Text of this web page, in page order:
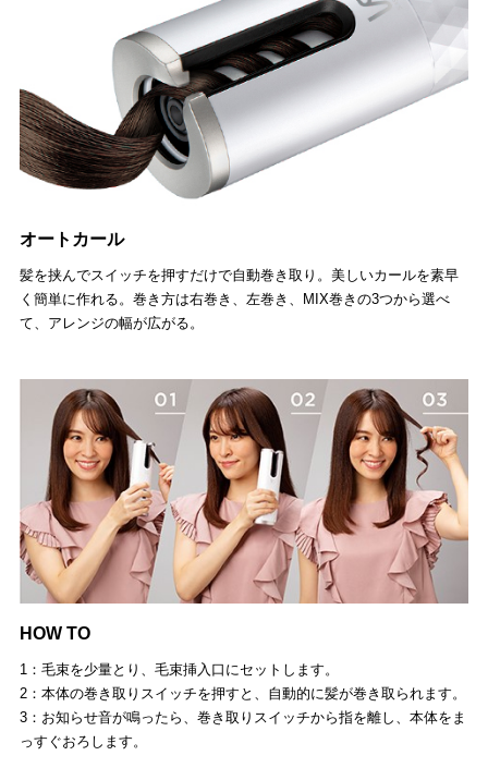
オートカール
髪を挟んでスイッチを押すだけで自動巻き取り。美しいカールを素早
く簡単に作れる。巻き方は右巻き、左巻き、MIX巻きの3つから選べ
て、アレンジの幅が広がる。
HOW TO
1：毛束を少量とり、毛束挿入口にセットします。
2：本体の巻き取りスイッチを押すと、自動的に髪が巻き取られます。
3：お知らせ音が鳴ったら、巻き取りスイッチから指を離し、本体をま
っすぐおろします。